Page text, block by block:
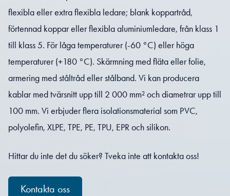
flexibla eller extra flexibla ledare; blank koppartråd,
förtennad koppar eller flexibla aluminiumledare, från klass 1
till klass 5. För låga temperaturer (-60 °C) eller höga
temperaturer (+180 °C). Skärmning med fläta eller folie,
armering med ståltråd eller stålband. Vi kan producera
kablar med tvärsnitt upp till 2 000 mm² och diametrar upp till
100 mm. Vi erbjuder flera isolationsmaterial som PVC,
polyolefin, XLPE, TPE, PE, TPU, EPR och silikon.
Hittar du inte det du söker? Tveka inte att kontakta oss!
Kontakta oss